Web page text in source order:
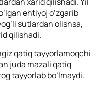
ehtiyoj o’zgarib
sutlardan olishsa,
qilishadi.
qatiq tayyorlamoqchi
juda mazali qatiq
tayyorlab bo’lmaydi.